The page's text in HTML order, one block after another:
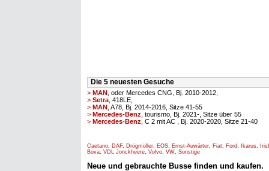
Die 5 neuesten Gesuche
> MAN , oder Mercedes CNG, Bj. 2010-2012,
> Setra , 418LE,
> MAN , A78, Bj. 2014-2016, Sitze 41-55
> Mercedes-Benz , tourismo, Bj. 2021-, Sitze über 55
> Mercedes-Benz , C 2 mit AC , Bj. 2020-2020, Sitze 21-40
Caetano, DAF, Drögmöller, EOS, Ernst-Auwärter, Fiat, Ford, Ikarus,
Bova, VDL Jonckheere, Volvo, VW, Sonstige
Neue und gebrauchte Busse finden und kaufen.